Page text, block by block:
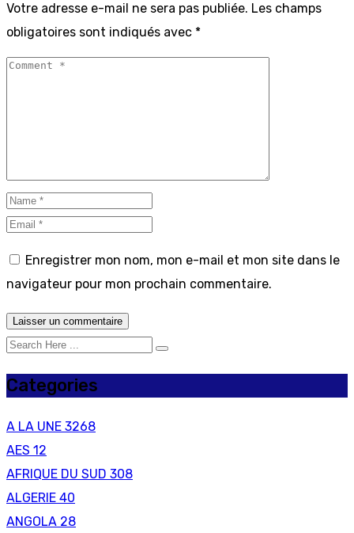
Votre adresse e-mail ne sera pas publiée. Les champs
obligatoires sont indiqués avec *
Enregistrer mon nom, mon e-mail et mon site dans le
navigateur pour mon prochain commentaire.
Categories
A LA UNE 3268
AES 12
AFRIQUE DU SUD 308
ALGERIE 40
ANGOLA 28